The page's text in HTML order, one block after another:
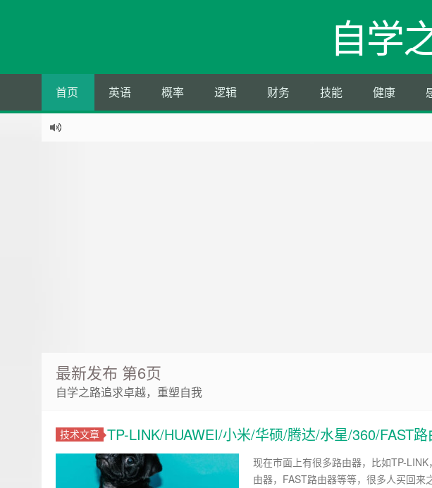
自学
首页 英语 概率 逻辑 财务 技能 健康
最新发布 第6页
自学之路追求卓越，重塑自我
技术文章 TP-LINK/HUAWEI/小米/华硕/腾达/水星/360/FAST
现在市面上有很多路由器，比如TP-
由器，FAST路由器等等，很多人买回